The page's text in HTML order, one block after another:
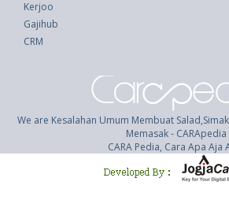
Kerjoo
Gajihub
CRM
We are Kesalahan Umum Membuat
Memasak - CARApedia
CARA Pedia, Cara Apa Aja